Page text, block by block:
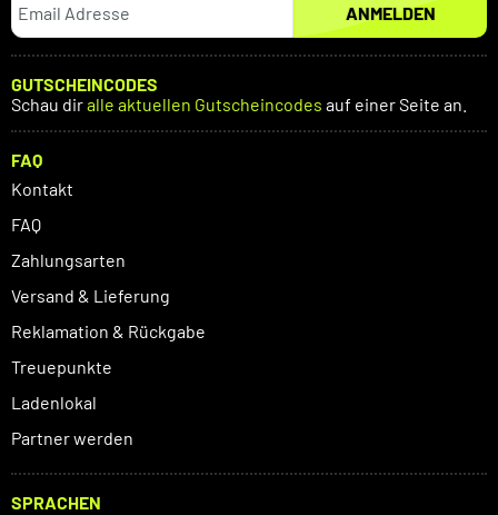
ANMELDEN
GUTSCHEINCODES
Schau diralle aktuellen Gutscheincodes auf einer Seite an.
FAQ
Kontakt
FAQ
Zahlungsarten
Versand & Lieferung
Reklamation & Rückgabe
Treuepunkte
Ladenlokal
Partner werden
SPRACHEN